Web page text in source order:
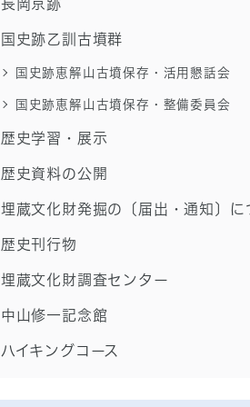
長岡京跡
国史跡乙訓古墳群
国史跡恵解山古墳保存・活用懇話会
国史跡恵解山古墳保存・整備委員会
歴史学習・展示
歴史資料の公開
埋蔵文化財発掘の〔届出・通知〕に
歴史刊行物
埋蔵文化財調査センター
中山修一記念館
ハイキングコース